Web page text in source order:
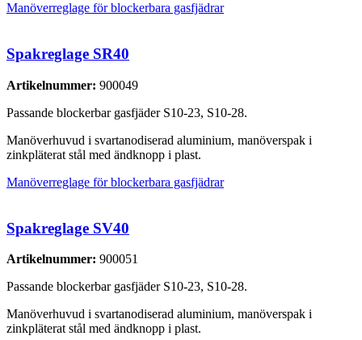
Manöverreglage för blockerbara gasfjädrar
Spakreglage SR40
Artikelnummer: 900049
Passande blockerbar gasfjäder S10-23, S10-28.
Manöverhuvud i svartanodiserad aluminium, manöverspak i
zinkpläterat stål med ändknopp i plast.
Manöverreglage för blockerbara gasfjädrar
Spakreglage SV40
Artikelnummer: 900051
Passande blockerbar gasfjäder S10-23, S10-28.
Manöverhuvud i svartanodiserad aluminium, manöverspak i
zinkpläterat stål med ändknopp i plast.